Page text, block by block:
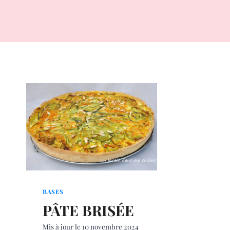
BASES
PÂTE BRISÉE
Mis à jour le 10 novembre 2024